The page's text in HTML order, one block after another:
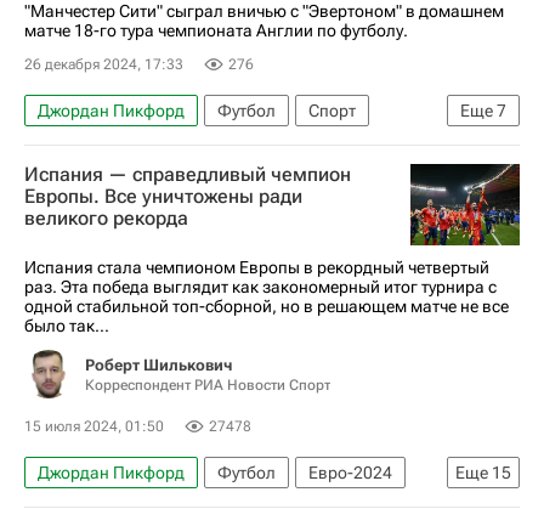
"Манчестер Сити" сыграл вничью с "Эвертоном" в домашнем
матче 18-го тура чемпионата Англии по футболу.
26 декабря 2024, 17:33 276
Еще7
Джордан Пикфорд Футбол
Спорт
Англия
Манчестер
Эрлинг Холанд
Бернарду Силва
Эвертон
Манчестер Сити
АПЛ 2026-2027 (Чемпионат Англии по футболу)
Испания — справедливый чемпион
Европы. Все уничтожены ради
великого рекорда
Испания стала чемпионом Европы в рекордный четвертый
раз. Эта победа выглядит как закономерный итог турнира с
одной стабильной топ-сборной, но в решающем матче не все
было так...
Роберт Шилькович
Корреспондент РИА Новости Спорт
15 июля 2024, 01:50 27478
Еще 15
Джордан Пикфорд Футбол
Евро-2024
Испания
Англия